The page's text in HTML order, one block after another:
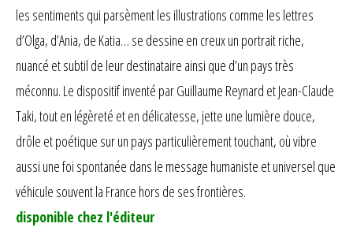
les sentiments qui parsèment les illustrations comme les lettres
d’Olga, d’Ania, de Katia… se dessine en creux un portrait riche,
nuancé et subtil de leur destinataire ainsi que d’un pays très
méconnu. Le dispositif inventé par Guillaume Reynard et Jean-Claude
Taki, tout en légèreté et en délicatesse, jette une lumière douce,
drôle et poétique sur un pays particulièrement touchant, où vibre
aussi une foi spontanée dans le message humaniste et universel que
véhicule souvent la France hors de ses frontières.
disponible chez l'éditeur